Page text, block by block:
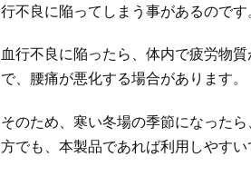
行不良に陥ってしまう事があるのです
血行不良に陥ったら、体内で疲労物
で、腰痛が悪化する場合があります。
そのため、寒い冬場の季節になった
方でも、本製品であれば利用しやすい